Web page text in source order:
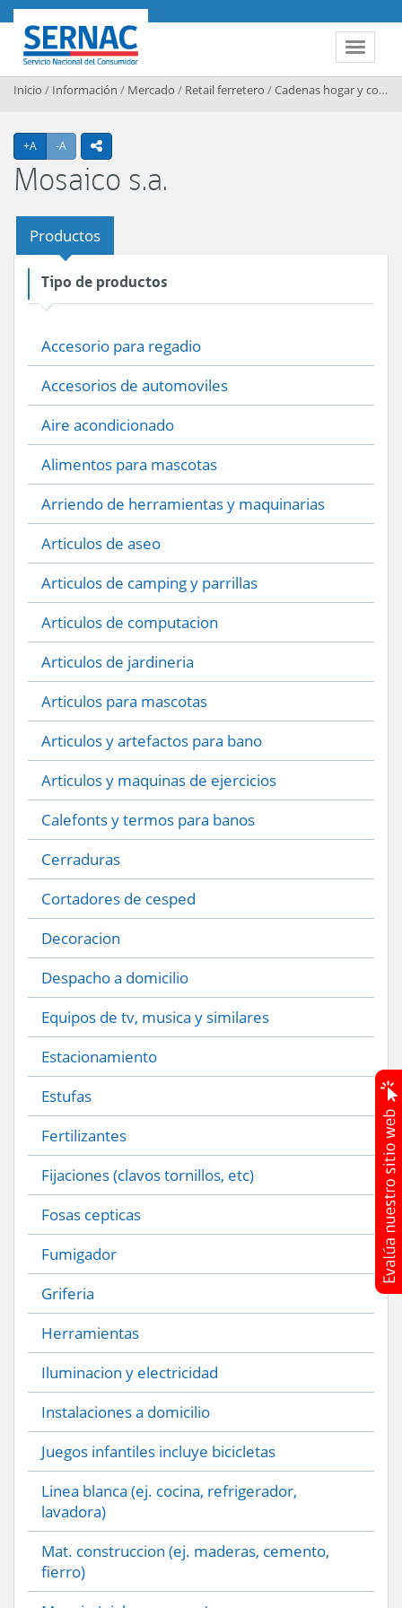
Contenido principal
Toggle
SERNAC
Inicio / Información / Mercado / Retail ferretero /Cadenas hogar y construccion
+A Agrandar texto
-A Achicar textoicono compartir
Mosaico s.a.
Productos
Tipo de productos
Accesorio para regadio
Accesorios de automoviles
Aire acondicionado
Alimentos para mascotas
Arriendo de herramientas y maquinarias
Articulos de aseo
Articulos de camping y parrillas
Articulos de computacion
Articulos de jardineria
Articulos para mascotas
Articulos y artefactos para bano
Articulos y maquinas de ejercicios
Calefonts y termos para banos
Cerraduras
Cortadores de cesped
Decoracion
Despacho a domicilio
Equipos de tv, musica y similares
Estacionamiento
Estufas
Fertilizantes
Fijaciones (clavos tornillos, etc)
Fosas cepticas
Fumigador
Griferia
Herramientas
Iluminacion y electricidad
Instalaciones a domicilio
Juegos infantiles incluye bicicletas
Linea blanca (ej. cocina, refrigerador,
lavadora)
Mat. construccion (ej. maderas, cemento,
fierro)